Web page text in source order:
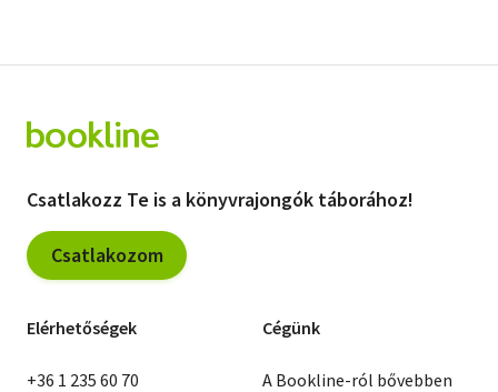
Csatlakozz Te is a könyvrajongók táborához!
Csatlakozom
Elérhetőségek
+36 1 235 60 70
Cégünk
A Bookline-ról bővebben